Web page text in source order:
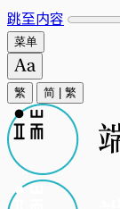
跳至内容
菜单
繁 简 繁